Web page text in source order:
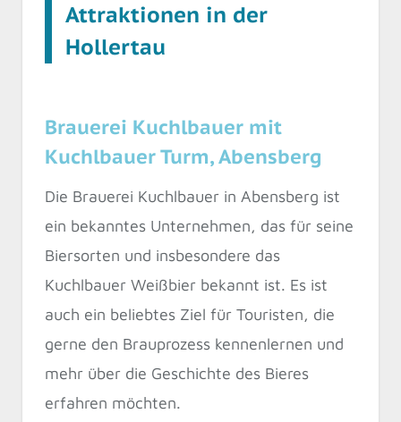
Attraktionen in der
Hollertau
Brauerei Kuchlbauer mit
Kuchlbauer Turm, Abensberg
Die Brauerei Kuchlbauer in Abensberg ist
ein bekanntes Unternehmen, das für seine
Biersorten und insbesondere das
Kuchlbauer Weißbier bekannt ist. Es ist
auch ein beliebtes Ziel für Touristen, die
gerne den Brauprozess kennenlernen und
mehr über die Geschichte des Bieres
erfahren möchten.